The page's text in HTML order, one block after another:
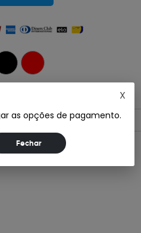
as opções de pagamento.
X